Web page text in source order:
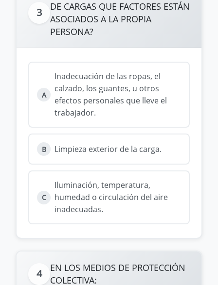
3
DE CARGAS QUE FACTORES ESTÁN
ASOCIADOS A LA PROPIA
PERSONA?
A
Inadecuación de las ropas, el
calzado, los guantes, u otros
efectos personales que lleve el
trabajador.
B Limpieza exterior de la carga.
C
Iluminación, temperatura,
humedad o circulación del aire
inadecuadas.
4
EN LOS MEDIOS DE PROTECCIÓN
COLECTIVA: